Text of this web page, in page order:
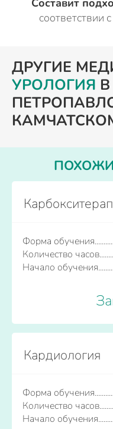
Составит
соответствии
ДРУГИЕ
УРОЛОГИЯ В
Форма обучения
Количество часов
Начало обучения
Кардиология
Форма обучения
Количество часов
Начало обучения